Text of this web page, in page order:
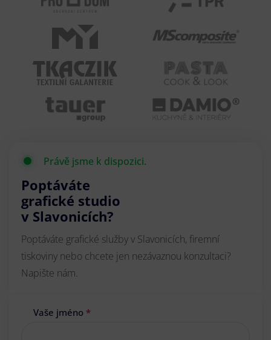
Právě jsme k dispozici.
Poptáváte
grafické studio
v Slavonicích?
Poptáváte grafické služby v Slavonicích, firemní
tiskoviny nebo chcete jen nezávaznou konzultaci?
Napište nám.
Vaše jméno *